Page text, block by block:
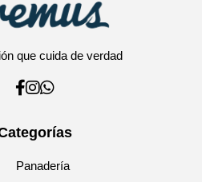
que cuida de verdad
Panadería